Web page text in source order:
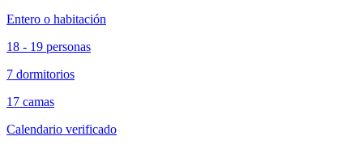
Entero o habitación
18 - 19 personas
7 dormitorios
17 camas
Calendario verificado